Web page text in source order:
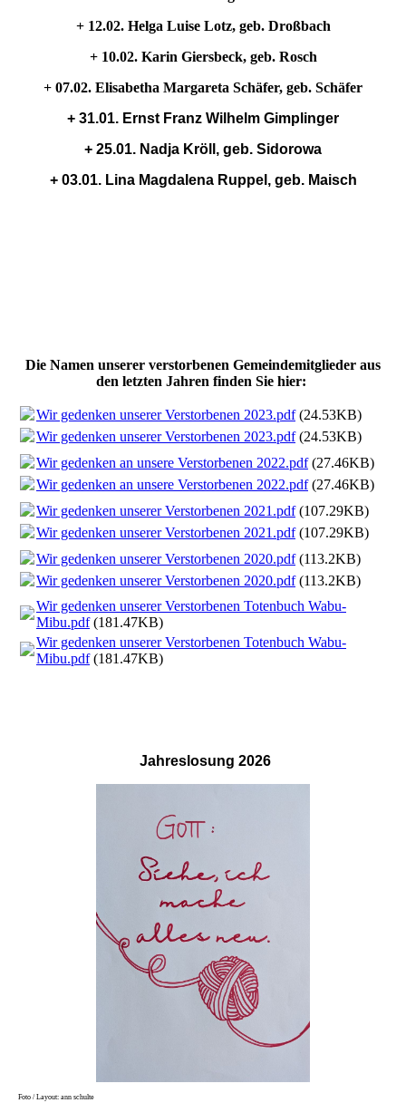
+ 12.02. Helga Luise Lotz, geb. Droßbach
+ 10.02. Karin Giersbeck, geb. Rosch
+ 07.02. Elisabetha Margareta Schäfer, geb. Schäfer
+ 31.01. Ernst Franz Wilhelm Gimplinger
+ 25.01. Nadja Kröll, geb. Sidorowa
+ 03.01. Lina Magdalena Ruppel, geb. Maisch
Die Namen unserer verstorbenen Gemeindemitglieder aus
den letzten Jahren finden Sie hier:
Wir gedenken unserer Verstorbenen 2023.pdf(24.53KB)
Wir gedenken unserer Verstorbenen 2023.pdf(24.53KB)
Wir gedenken an unsere Verstorbenen 2022.pdf(27.46KB)
Wir gedenken an unsere Verstorbenen 2022.pdf(27.46KB)
Wir gedenken unserer Verstorbenen 2021.pdf(107.29KB)
Wir gedenken unserer Verstorbenen 2021.pdf(107.29KB)
Wir gedenken unserer Verstorbenen 2020.pdf(113.2KB)
Wir gedenken unserer Verstorbenen 2020.pdf(113.2KB)
Wir gedenken unserer Verstorbenen Totenbuch Wabu-
Mibu.pdf(181.47KB)
Wir gedenken unserer Verstorbenen Totenbuch Wabu-
Mibu.pdf(181.47KB)
Jahreslosung 2026
Foto / Layout: ann schulte